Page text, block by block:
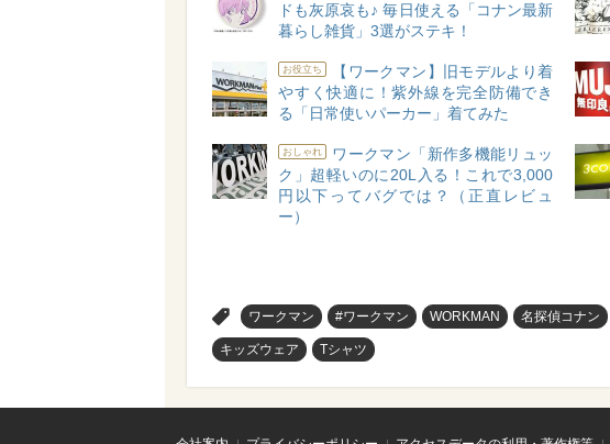
ドも灰原哀も♪ 毎日使える「コナン最新
暮らし雑貨」3選がステキ！
お役立ち
【ワークマン】旧モデルより着
やすく快適に！紫外線を完全防備でき
る「日常使いパーカー」着てみた
おしゃれ
ワークマン「新作多機能リュッ
ク」超軽いのに20L入る！これで3,000
円以下ってバグでは？（正直レビュ
ー）
ワークマン #ワークマン WORKMAN 名探偵コナン
キッズウェア Tシャツ